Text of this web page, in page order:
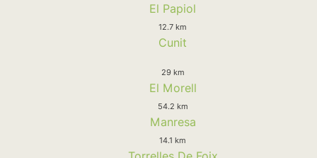
El Papiol
12.7 km
Cunit
29 km
El Morell
54.2 km
Manresa
14.1 km